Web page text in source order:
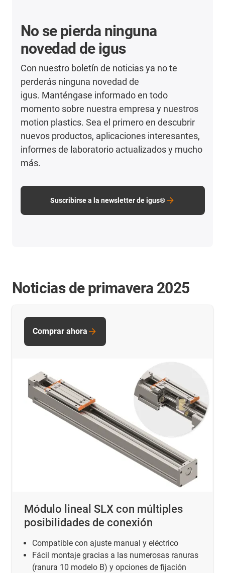
No se pierda ninguna
novedad de igus
Con nuestro boletín de noticias ya no te
perderás ninguna novedad de
igus. Manténgase informado en todo
momento sobre nuestra empresa y nuestros
motion plastics. Sea el primero en descubrir
nuevos productos, aplicaciones interesantes,
informes de laboratorio actualizados y mucho
más.
Suscribirse a la newsletter de igus®
Noticias de primavera 2025
Módulo lineal SLX con múltiples
posibilidades de conexión
Compatible con ajuste manual y eléctrico
Fácil montaje gracias a las numerosas ranuras
(ranura 10 modelo B) y opciones de fijación
Comprar ahora